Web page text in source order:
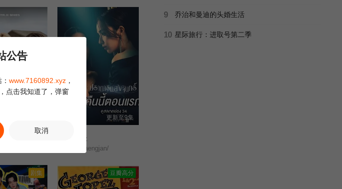
更新至9集
月光壁垒
Prakan Saengjan/
剧集 豆瓣高分
9 乔治和曼迪的头婚生活
10 星际旅行：进取号第二季
公告
www.7160892.xyz ，
，点击我知道了，弹窗
取消